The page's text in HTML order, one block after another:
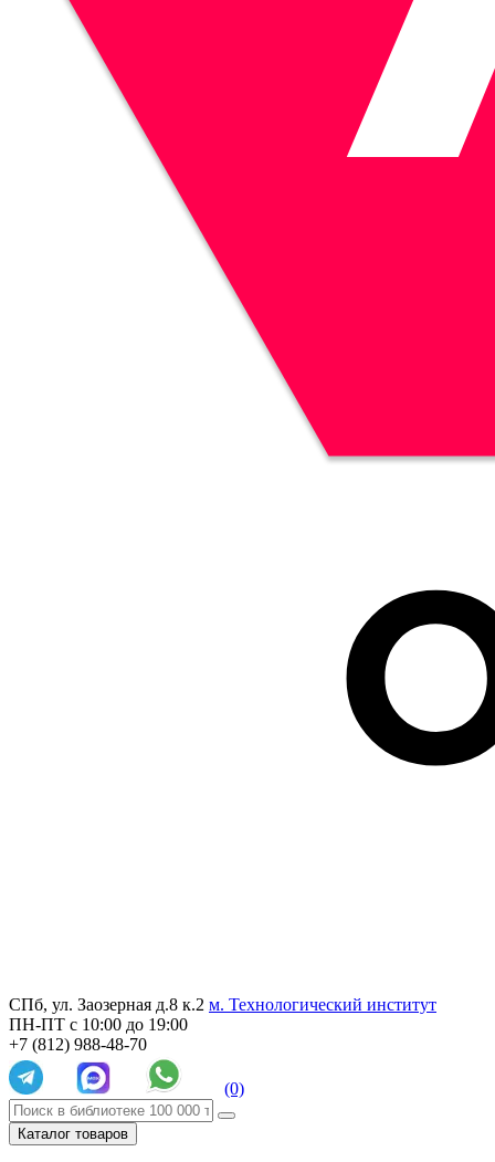
СПб, ул. Заозерная д.8 к.2 м. Технологический институт
ПН-ПТ с 10:00 до 19:00
+7 (812) 988-48-70
(0)
Каталог товаров